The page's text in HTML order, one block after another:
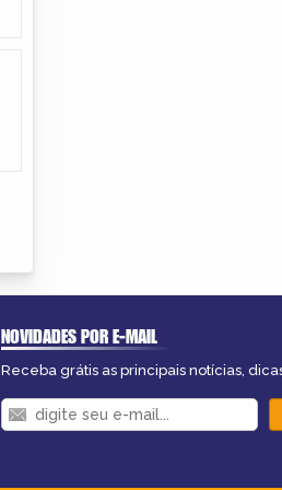
NOVIDADES POR E-MAIL
Receba grátis as principais notícias,